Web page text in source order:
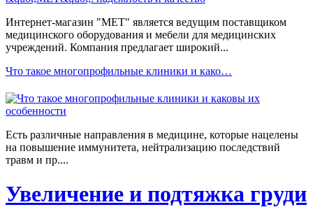
Интернет-магазин "МЕТ" является ведущим поставщиком
медицинского оборудования и мебели для медицинских
учреждений. Компания предлагает широкий...
Что такое многопрофильные клиники и како…
Есть различные направления в медицине, которые нацелены
на повышение иммунитета, нейтрализацию последствий
травм и пр....
Увеличение и подтяжка груди